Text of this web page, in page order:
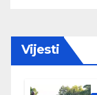
Vijesti